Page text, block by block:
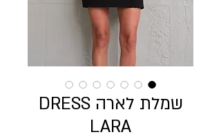
שמלת לארה DRESS
LARA